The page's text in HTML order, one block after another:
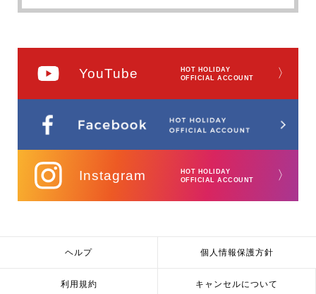
YouTube
HOT HOLIDAY
OFFICIAL ACCOUNT
〉
Instagram
HOT HOLIDAY
OFFICIAL ACCOUNT
〉
ヘルプ 個人情報保護方針
利用規約 キャンセルについて